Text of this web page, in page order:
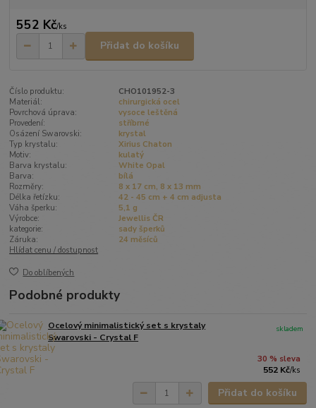
552 Kč/ks
Přidat do košíku
Číslo produktu:
CHO101952-3
Materiál:
chirurgická ocel
Povrchová úprava:
vysoce leštěná
Provedení:
stříbrné
Osázení Swarovski:
krystal
Typ krystalu:
Xirius Chaton
Motiv:
kulatý
Barva krystalu:
White Opal
Barva:
bílá
Rozměry:
8 x 17 cm, 8 x 13 mm
Délka řetízku:
42 - 45 cm + 4 cm adjusta
Váha šperku:
5,1 g
Výrobce:
Jewellis ČR
kategorie:
sady šperků
Záruka:
24 měsíců
Hlídat cenu / dostupnost
Do oblíbených
Podobné produkty
Ocelový minimalistický set s krystaly
Swarovski - Crystal F
30 % sleva
552 Kč/ks
skladem
Přidat do košíku